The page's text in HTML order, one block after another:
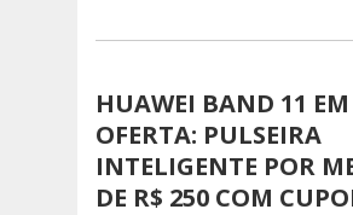
HUAWEI BAND 11 EM
OFERTA: PULSEIRA
INTELIGENTE POR
DE R$ 250 COM